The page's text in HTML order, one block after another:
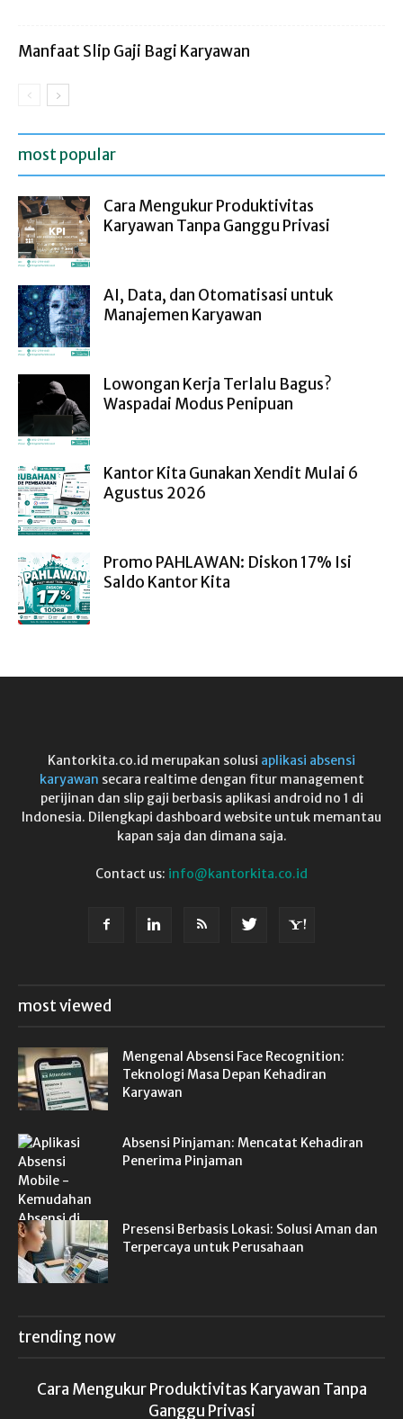
Manfaat Slip Gaji Bagi Karyawan
most popular
Cara Mengukur Produktivitas
Karyawan Tanpa Ganggu Privasi
AI, Data, dan Otomatisasi untuk
Manajemen Karyawan
Lowongan Kerja Terlalu Bagus?
Waspadai Modus Penipuan
Kantor Kita Gunakan Xendit Mulai 6
Agustus 2026
Promo PAHLAWAN: Diskon 17% Isi
Saldo Kantor Kita
Kantorkita.co.id merupakan solusi aplikasi absensi
karyawan secara realtime dengan fitur management
perijinan dan slip gaji berbasis aplikasi android no 1 di
Indonesia. Dilengkapi dashboard website untuk memantau
kapan saja dan dimana saja.
Contact us: info@kantorkita.co.id
most viewed
Mengenal Absensi Face Recognition:
Teknologi Masa Depan Kehadiran
Karyawan
Absensi Pinjaman: Mencatat Kehadiran
Penerima Pinjaman
Presensi Berbasis Lokasi: Solusi Aman dan
Terpercaya untuk Perusahaan
trending now
Cara Mengukur Produktivitas Karyawan Tanpa
Ganggu Privasi